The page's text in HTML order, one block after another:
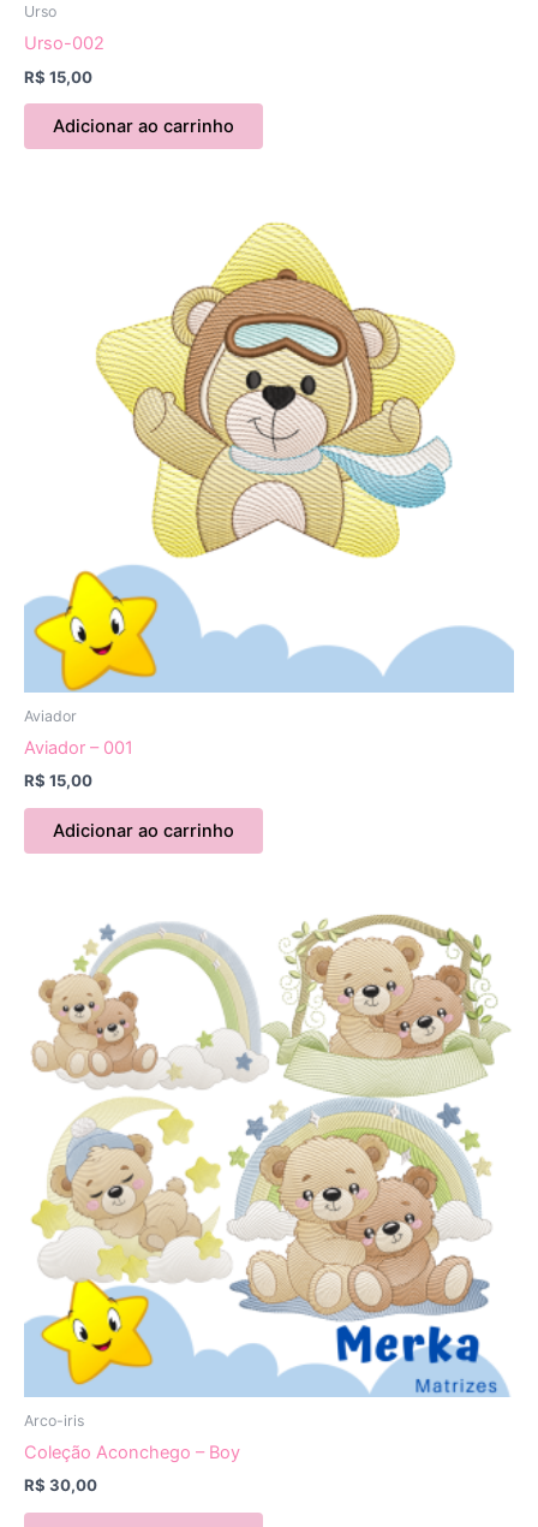
Urso
Urso-002
R$ 15,00
Adicionar ao carrinho
Aviador
Aviador – 001
R$ 15,00
Adicionar ao carrinho
Arco-iris
Coleção Aconchego – Boy
R$ 30,00